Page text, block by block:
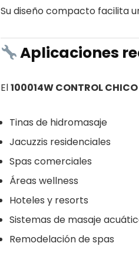
Su diseño compacto facilita
Aplicaciones
El100014W CONTROL
Tinas de hidromasaje
Jacuzzis residenciales
Spas comerciales
Áreas wellness
Hoteles y resorts
Sistemas de masaje
Remodelación de spas